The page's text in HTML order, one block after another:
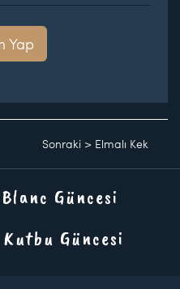
Yap
Sonraki > Elmalı Kek
Güncesi
Güncesi